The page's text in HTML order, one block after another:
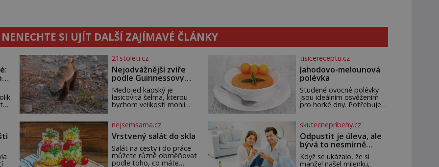
dodnes nepodařilo vysvětlit. Kamenný hrad stojí
v horách Salcburska u
NENECHTE SI UJÍT DALŠÍ ZAJÍMAVÉ ČLÁNKY
21stoleti.cz
Nejodvážnější zvíře
podle Guinnessovy
knihy rekordů?
Šelmička s pruhem na
hřbetě!
Medojed kapský je
lasicovitá šelma, kterou
bychom velikostí mohli
nebojácná, ostatně bývá
označována za
nejodvážnější zvíře vůbec.
V této souvislosti je
dokonc
tisicereceptu.cz
Jahodovo-melounová
polévka
Studené ovocné polévky
jsou ideálním osvěžením
pro horké dny. Potřebujete
dezertního vína 50 g cukru
krystal 1 lžíci medu 200 g
zakysané sm
nejsemsama.cz
Vrstvený salát do skla
Salát na cesty i do práce
můžete různě obměňovat
podle toho, co máte
skutecnepribehy.cz
Odpustit je úleva, ale
bývá to nesmírně
těžké
Když se ukázalo, že si
manžel našel milenku,